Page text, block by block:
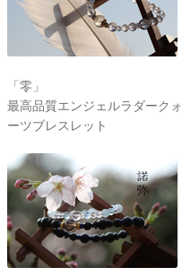
「零」
最高品質エンジェルラダークォ
ーツブレスレット